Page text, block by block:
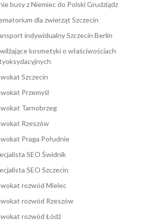
busy z Niemiec do Polski Grudziądz
dla zwierząt Szczecin
indywidualny Szczecin Berlin
kosmetyki o właściwościach
Szczecin
Przemyśl
Tarnobrzeg
Rzeszów
Praga Południe
SEO Świdnik
SEO Szczecin
rozwód Mielec
rozwód Rzeszów
rozwód Łódź